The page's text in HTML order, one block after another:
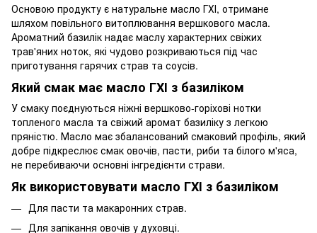
Основою продукту є натуральне масло ГХІ, отримане
шляхом повільного витоплювання вершкового масла.
Ароматний базилік надає маслу характерних свіжих
трав'яних ноток, які чудово розкриваються під час
приготування гарячих страв та соусів.
Який смак має масло ГХІ з базиліком
У смаку поєднуються ніжні вершково-горіхові нотки
топленого масла та свіжий аромат базиліку з легкою
пряністю. Масло має збалансований смаковий профіль, який
добре підкреслює смак овочів, пасти, риби та білого м'яса,
не перебиваючи основні інгредієнти страви.
Як використовувати масло ГХІ з базиліком
Для пасти та макаронних страв.
Для запікання овочів у духовці.